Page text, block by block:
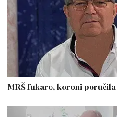
MRŠ fukaro, koroni